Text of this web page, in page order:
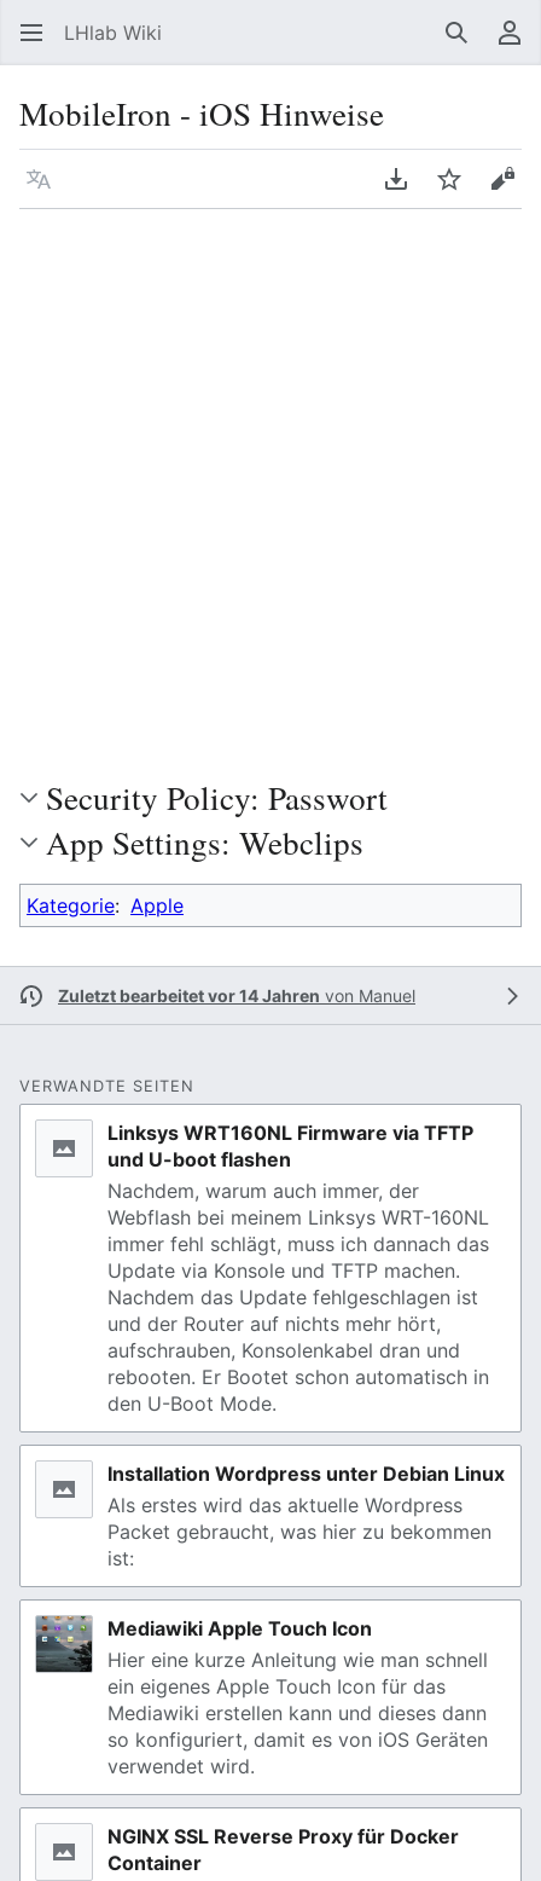
LHlab Wiki Suchen
MobileIron - iOS Hinweise
Sprache PDF
Security Policy: Passwort
App Settings: Webclips
Kategorie: Apple
Zuletzt bearbeitet vor 14 Jahren von Manuel
VERWANDTE SEITEN
Linksys WRT160NL Firmware via TFTP
und U-boot flashen
Nachdem, warum auch immer, der
Webflash bei meinem Linksys WRT-160NL
immer fehl schlägt, muss ich dannach das
Update via Konsole und TFTP machen.
Nachdem das Update fehlgeschlagen ist
und der Router auf nichts mehr hört,
aufschrauben, Konsolenkabel dran und
rebooten. Er Bootet schon automatisch in
den U-Boot Mode.
Installation Wordpress unter Debian Linux
Als erstes wird das aktuelle Wordpress
Packet gebraucht, was hier zu bekommen
ist:
Mediawiki Apple Touch Icon
Hier eine kurze Anleitung wie man schnell
ein eigenes Apple Touch Icon für das
Mediawiki erstellen kann und dieses dann
so konfiguriert, damit es von iOS Geräten
verwendet wird.
NGINX SSL Reverse Proxy für Docker
Container